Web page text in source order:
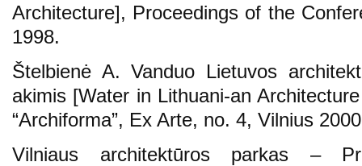
Architecture], Proceedings of the
1998.
Štelbienė A. Vanduo Lietuvos
akimis [Water in Lithuani-an
“Archiforma”, Ex Arte, no. 4, Vilnius
Vilniaus architektūros parkas –